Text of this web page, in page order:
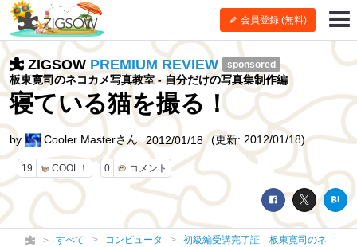
会員登録 (無料)
ZIGSOW PREMIUM REVIEW sponsored
板東寛司のネコカメ写真教室 - 自分だけの写真集制作編
寝ている猫を撮る！
19 COOL！ 0 コメント
by Cooler Masterさん 2012/01/18 (更新: 2012/01/18)
すべて コンピュータ
初級編受講完了証 板東寛司のネ